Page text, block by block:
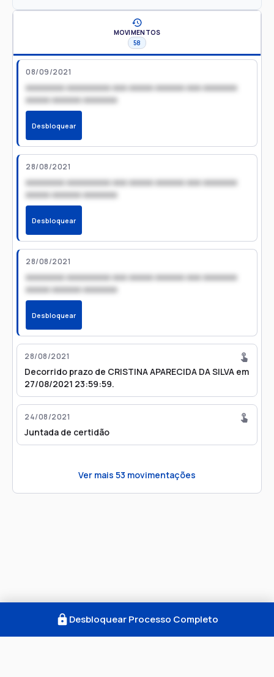
MOVIMENTOS
58
08/09/2021
xxxxxxxx xxxxxxxxx xxx xxxxx xxxxxx xxx xxxxxxx
xxxxx xxxxxx xxxxxxx
Desbloquear
28/08/2021
xxxxxxxx xxxxxxxxx xxx xxxxx xxxxxx xxx xxxxxxx
xxxxx xxxxxx xxxxxxx
Desbloquear
28/08/2021
xxxxxxxx xxxxxxxxx xxx xxxxx xxxxxx xxx xxxxxxx
xxxxx xxxxxx xxxxxxx
Desbloquear
28/08/2021
Decorrido prazo de CRISTINA APARECIDA DA SILVA em
27/08/2021 23:59:59.
24/08/2021
Juntada de certidão
Ver mais 53 movimentações
Desbloquear Processo Completo